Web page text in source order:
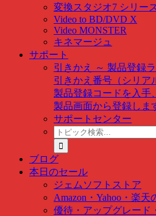
変換スタジオ7 シリー
Video to BD/DVD X
Video MONSTER
キネマージュ
サポート
引きかえ ～ 製品登録
引きかえ番号（シリア
製品登録コードを入手、
製品画面から登録しま
サポートセンター
ト
ピ
ッ
ク
検
索
…
ブログ
本日のセール
ジェムソフトストア
Amazon・Yahoo・楽天
優待・アップグレード